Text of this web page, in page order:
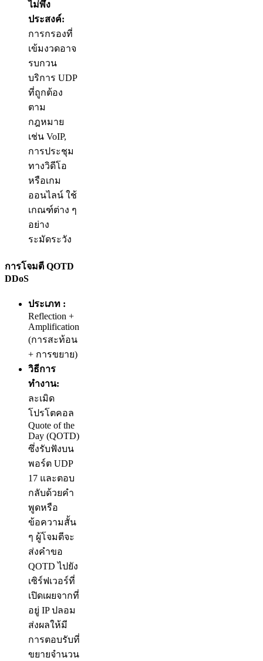
ไม่พึง
ประสงค์:
การกรองที่
เข้มงวดอาจ
รบกวน
บริการ UDP
ที่ถูกต้อง
ตาม
กฎหมาย
เช่น VoIP,
การประชุม
ทางวิดีโอ
หรือเกม
ออนไลน์ ใช้
เกณฑ์ต่าง ๆ
อย่าง
ระมัดระวัง
การโจมตี QOTD
DDoS
ประเภท :
Reflection +
Amplification
(การสะท้อน
+ การขยาย)
วิธีการ
ทำงาน:
ละเมิด
โปรโตคอล
Quote of the
Day (QOTD)
ซึ่งรับฟังบน
พอร์ต UDP
17 และตอบ
กลับด้วยคำ
พูดหรือ
ข้อความสั้น
ๆ ผู้โจมตีจะ
ส่งคำขอ
QOTD ไปยัง
เซิร์ฟเวอร์ที่
เปิดเผยจากที่
อยู่ IP ปลอม
ส่งผลให้มี
การตอบรับที่
ขยายจำนวน